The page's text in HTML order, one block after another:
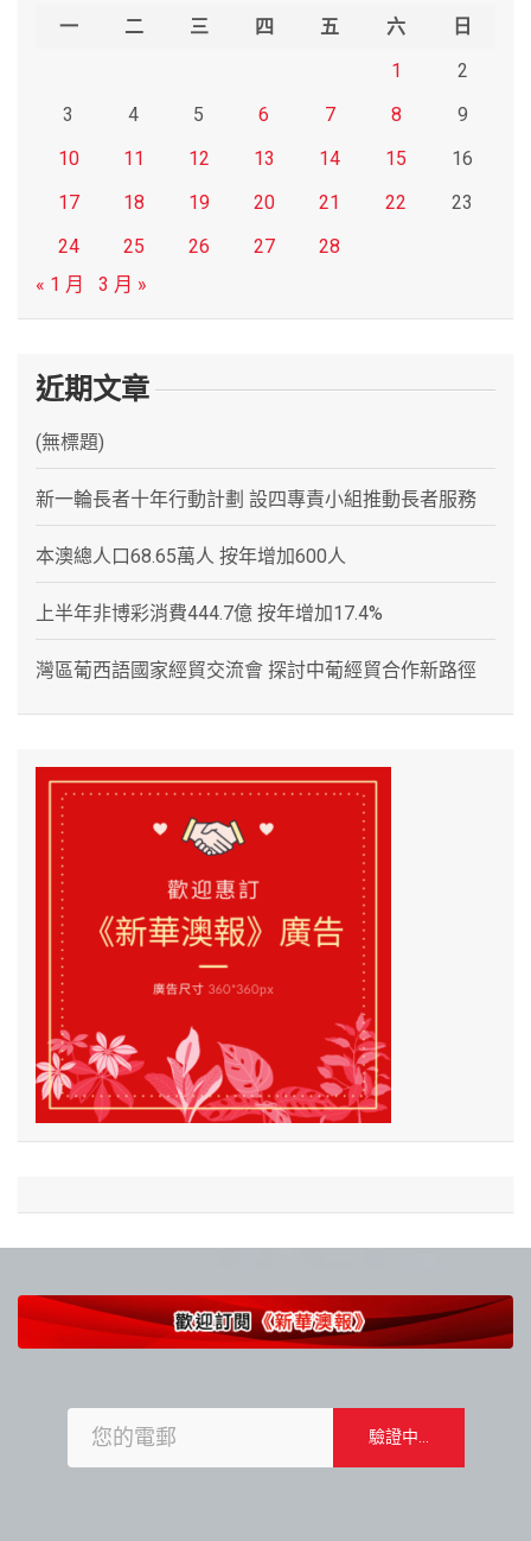
一 二 三 四 五 六
日
1
2
3
4 5 6 7 8
9
10
11 12 13 14 15
16
17
18 19 20 21 22
23
24
25 26 27
28
« 1 月
3 月 »
近期文章
(無標題)
新一輪長者十年行動計劃 設四專責小組推動長者服務
本澳總人口68.65萬人 按年增加600人
上半年非博彩消費444.7億 按年增加17.4%
灣區葡西語國家經貿交流會 探討中葡經貿合作新路徑